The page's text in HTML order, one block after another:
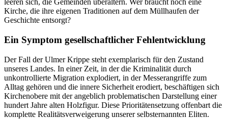
leeren sich, die Gemeinden überaltern. Wer braucht noch eine
Kirche, die ihre eigenen Traditionen auf dem Müllhaufen der
Geschichte entsorgt?
Ein Symptom gesellschaftlicher Fehlentwicklung
Der Fall der Ulmer Krippe steht exemplarisch für den Zustand
unseres Landes. In einer Zeit, in der die Kriminalität durch
unkontrollierte Migration explodiert, in der Messerangriffe zum
Alltag gehören und die innere Sicherheit erodiert, beschäftigen sich
Kirchenobere mit der angeblich problematischen Darstellung einer
hundert Jahre alten Holzfigur. Diese Prioritätensetzung offenbart die
komplette Realitätsverweigerung unserer selbsternannten Eliten.